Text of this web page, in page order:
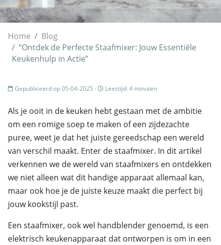
Home
Blog
“Ontdek de Perfecte Staafmixer: Jouw Essentiële
Keukenhulp in Actie”
Gepubliceerd op 05-04-2025 · Leestijd: 4 minuten
Als je ooit in de keuken hebt gestaan met de ambitie
om een romige soep te maken of een zijdezachte
puree, weet je dat het juiste gereedschap een wereld
van verschil maakt. Enter de staafmixer. In dit artikel
verkennen we de wereld van staafmixers en ontdekken
we niet alleen wat dit handige apparaat allemaal kan,
maar ook hoe je de juiste keuze maakt die perfect bij
jouw kookstijl past.
Een staafmixer, ook wel handblender genoemd, is een
elektrisch keukenapparaat dat ontworpen is om in een